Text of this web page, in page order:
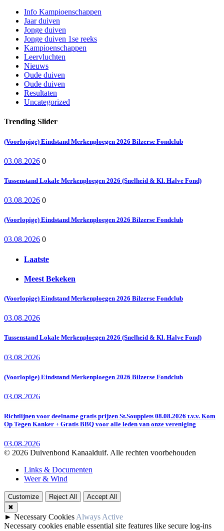
Info Kampioenschappen
Jaar duiven
Jonge duiven
Jonge duiven 1se reeks
Kampioenschappen
Leervluchten
Nieuws
Oude duiven
Oude duiven
Resultaten
Uncategorized
Trending Slider
(Voorlopige) Eindstand Merkenploegen 2026 Bilzerse Fondclub
03.08.2026 0
Tussenstand Lokale Merkenploegen 2026 (Snelheid & Kl. Halve Fond)
03.08.2026 0
(Voorlopige) Eindstand Merkenploegen 2026 Bilzerse Fondclub
03.08.2026 0
Laatste
Meest Bekeken
(Voorlopige) Eindstand Merkenploegen 2026 Bilzerse Fondclub
03.08.2026
Tussenstand Lokale Merkenploegen 2026 (Snelheid & Kl. Halve Fond)
03.08.2026
(Voorlopige) Eindstand Merkenploegen 2026 Bilzerse Fondclub
03.08.2026
Richtlijnen voor deelname gratis prijzen St.Soupplets 08.08.2026 t.v.v. Kom
Op Tegen Kanker + Gratis BBQ voor alle leden van onze vereniging
03.08.2026
© 2026 Duivenbond Kanaalduif. Alle rechten voorbehouden
Links & Documenten
Weer & Wind
Customize Reject All
Accept All
✖
► Necessary Cookies Always Active
Necessary cookies enable essential site features like secure log-ins